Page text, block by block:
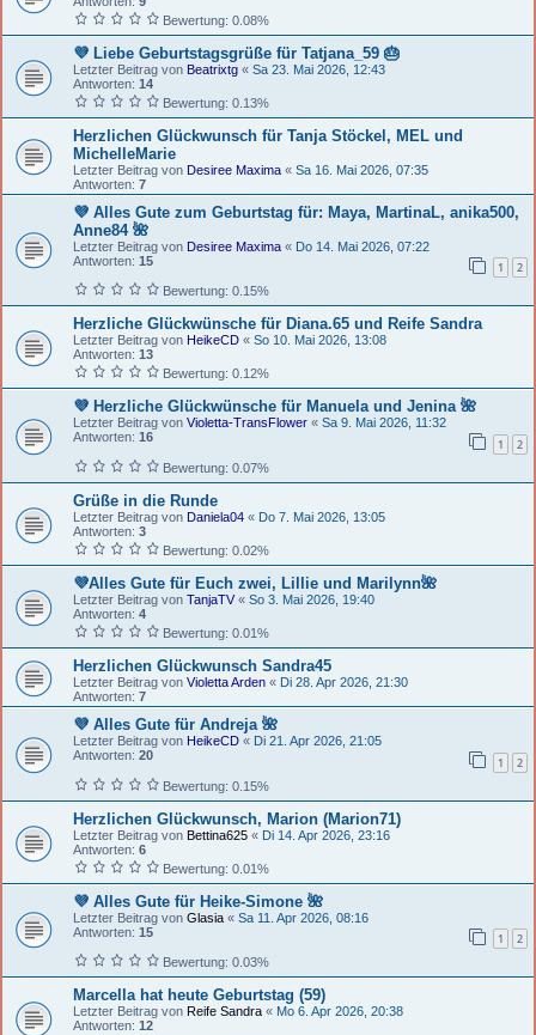
Bewertung: 0.08%
💜 Liebe Geburtstagsgrüße für Tatjana_59 🎂
Letzter Beitrag von Beatrixtg « Sa 23. Mai 2026, 12:43
Antworten: 14
Bewertung: 0.13%
Herzlichen Glückwunsch für Tanja Stöckel, MEL und
MichelleMarie
Letzter Beitrag von Desiree Maxima « Sa 16. Mai 2026, 07:35
Antworten: 7
💜 Alles Gute zum Geburtstag für: Maya, MartinaL, anika500,
Anne84 🌺
Letzter Beitrag von Desiree Maxima « Do 14. Mai 2026, 07:22
Antworten: 15 1 2
Bewertung: 0.15%
Herzliche Glückwünsche für Diana.65 und Reife Sandra
Letzter Beitrag von HeikeCD « So 10. Mai 2026, 13:08
Antworten: 13
Bewertung: 0.12%
💜 Herzliche Glückwünsche für Manuela und Jenina 🌺
Letzter Beitrag von Violetta-TransFlower « Sa 9. Mai 2026, 11:32
Antworten: 16 1 2
Bewertung: 0.07%
Grüße in die Runde
Letzter Beitrag von Daniela04 « Do 7. Mai 2026, 13:05
Antworten: 3
Bewertung: 0.02%
💜Alles Gute für Euch zwei, Lillie und Marilynn🌺
Letzter Beitrag von TanjaTV« So 3. Mai 2026, 19:40
Antworten: 4
Bewertung: 0.01%
Herzlichen Glückwunsch Sandra45
Letzter Beitrag von Violetta Arden « Di 28. Apr 2026, 21:30
Antworten: 7
💜 Alles Gute für Andreja 🌺
Letzter Beitrag von HeikeCD « Di 21. Apr 2026, 21:05
Antworten: 20 1 2
Bewertung: 0.15%
Herzlichen Glückwunsch, Marion (Marion71)
Letzter Beitrag von Bettina625 « Di 14. Apr 2026, 23:16
Antworten: 6
Bewertung: 0.01%
💜 Alles Gute für Heike-Simone 🌺
Letzter Beitrag von Glasia « Sa 11. Apr 2026, 08:16
Antworten: 15 1 2
Bewertung: 0.03%
Marcella hat heute Geburtstag (59)
Letzter Beitrag von Reife Sandra « Mo 6. Apr 2026, 20:38
Antworten: 12